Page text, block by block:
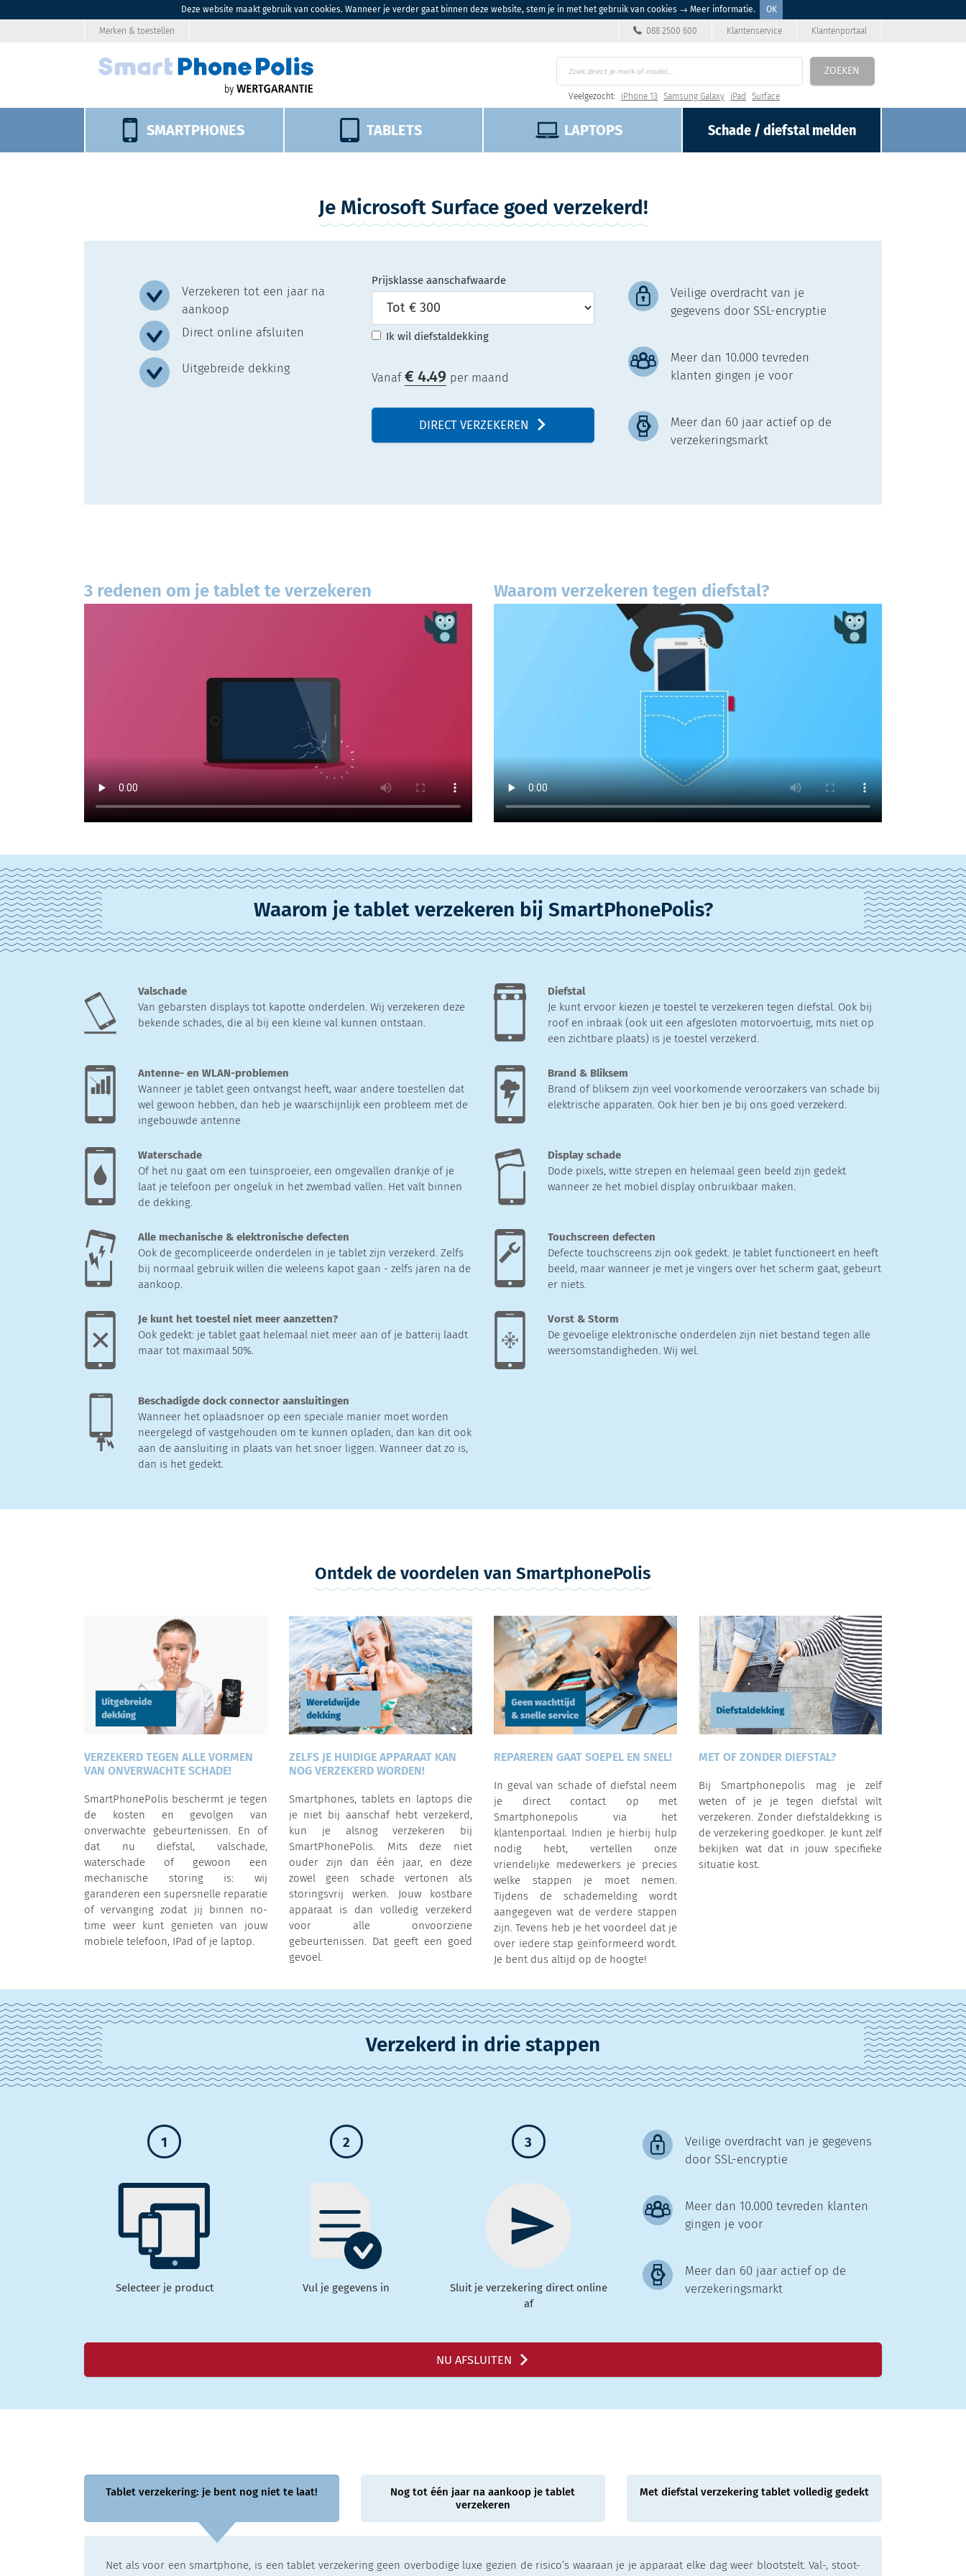
Deze website maakt gebruik van cookies. Wanneer je verder gaat binnen deze website, stem je in met het gebruik van cookies → Meer informatie. OK
Merken & toestellen 088 2500 600 Klantenservice Klantenportaal
ZOEKEN
Veelgezocht: iPhone 13 Samsung Galaxy iPad Surface
SMARTPHONES TABLETS LAPTOPS Schade / diefstalmelden
Je Microsoft Surface goed verzekerd!
Verzekeren tot een jaar na
aankoop
Direct online afsluiten
Uitgebreide dekking
Prijsklasse aanschafwaarde
Ik wil diefstaldekking
Vanaf €4.49 per maand
DIRECT VERZEKEREN
Veilige overdracht van je
gegevens door SSL-encryptie
Meer dan 10.000 tevreden
klanten gingen je voor
Meer dan 60 jaar actief op de
verzekeringsmarkt
3 redenen om je tablet te verzekeren Waarom verzekeren tegen diefstal?
Waarom je tablet verzekeren bij SmartPhonePolis?
Valschade
Van gebarsten displays tot kapotte onderdelen. Wij verzekeren deze
bekende schades, die al bij een kleine val kunnen ontstaan.
Diefstal
Je kunt ervoor kiezen je toestel te verzekeren tegen diefstal. Ook bij
roof en inbraak (ook uit een afgesloten motorvoertuig, mits niet op
een zichtbare plaats) is je toestel verzekerd.
Antenne- en WLAN-problemen
Wanneer je tablet geen ontvangst heeft, waar andere toestellen dat
wel gewoon hebben, dan heb je waarschijnlijk een probleem met de
ingebouwde antenne
Brand & Bliksem
Brand of bliksem zijn veel voorkomende veroorzakers van schade bij
elektrische apparaten. Ook hier ben je bij ons goed verzekerd.
Waterschade
Of het nu gaat om een tuinsproeier, een omgevallen drankje of je
laat je telefoon per ongeluk in het zwembad vallen. Het valt binnen
de dekking.
Display schade
Dode pixels, witte strepen en helemaal geen beeld zijn gedekt
wanneer ze het mobiel display onbruikbaar maken.
Alle mechanische & elektronische defecten
Ook de gecompliceerde onderdelen in je tablet zijn verzekerd. Zelfs
bij normaal gebruik willen die weleens kapot gaan - zelfs jaren na de
aankoop.
Touchscreen defecten
Defecte touchscreens zijn ook gedekt. Je tablet functioneert en heeft
beeld, maar wanneer je met je vingers over het scherm gaat, gebeurt
er niets.
Je kunt het toestel niet meer aanzetten?
Ook gedekt: je tablet gaat helemaal niet meer aan of je batterij laadt
maar tot maximaal 50%.
Vorst & Storm
De gevoelige elektronische onderdelen zijn niet bestand tegen alle
weersomstandigheden. Wij wel.
Beschadigde dock connector aansluitingen
Wanneer het oplaadsnoer op een speciale manier moet worden
neergelegd of vastgehouden om te kunnen opladen, dan kan dit ook
aan de aansluiting in plaats van het snoer liggen. Wanneer dat zo is,
dan is het gedekt.
Ontdek de voordelen van SmartphonePolis
VERZEKERD TEGEN ALLE VORMEN
VAN ONVERWACHTE SCHADE!
SmartPhonePolis beschermt je tegen
de kosten en gevolgen van
onverwachte gebeurtenissen. En of
dat nu diefstal, valschade,
waterschade of gewoon een
mechanische storing is: wij
garanderen een supersnelle reparatie
of vervanging zodat jij binnen no-
time weer kunt genieten van jouw
mobiele telefoon, IPad of je laptop.
ZELFS JE HUIDIGE APPARAAT KAN
NOG VERZEKERD WORDEN!
Smartphones, tablets en laptops die
je niet bij aanschaf hebt verzekerd,
kun je alsnog verzekeren bij
SmartPhonePolis. Mits deze niet
ouder zijn dan één jaar, en deze
zowel geen schade vertonen als
storingsvrij werken. Jouw kostbare
apparaat is dan volledig verzekerd
voor alle onvoorziene
gebeurtenissen. Dat geeft een goed
gevoel.
REPAREREN GAAT SOEPEL EN SNEL!
In geval van schade of diefstal neem
je direct contact op met
Smartphonepolis via het
klantenportaal. Indien je hierbij hulp
nodig hebt, vertellen onze
vriendelijke medewerkers je precies
welke stappen je moet nemen.
Tijdens de schademelding wordt
aangegeven wat de verdere stappen
zijn. Tevens heb je het voordeel dat je
over iedere stap geïnformeerd wordt.
Je bent dus altijd op de hoogte!
MET OF ZONDER DIEFSTAL?
Bij Smartphonepolis mag je zelf
weten of je je tegen diefstal wilt
verzekeren. Zonder diefstaldekking is
de verzekering goedkoper. Je kunt zelf
bekijken wat dat in jouw specifieke
situatie kost.
Verzekerd in drie stappen
1
Selecteer je product
2
Vul je gegevens in
3
Sluit je verzekering direct online
af
Veilige overdracht van je gegevens
door SSL-encryptie
Meer dan 10.000 tevreden klanten
gingen je voor
Meer dan 60 jaar actief op de
verzekeringsmarkt
NU AFSLUITEN
Tablet verzekering: je bent nog niet te laat!
Net als voor een smartphone, is een tablet verzekering geen overbodige luxe gezien de risico’s waaraan je je apparaat elke dag weer blootstelt. Val-, stoot-
Nog tot één jaar na aankoop je tablet
verzekeren
Met diefstal verzekering tablet volledig gedekt